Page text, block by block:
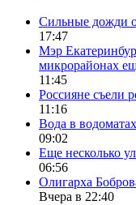
Сильные дожди
17:47
Мэр
микрорайонах
11:45
Россияне съели
11:16
Вода в
09:02
Еще несколько
06:56
Олигарха
Вчера в 22:40